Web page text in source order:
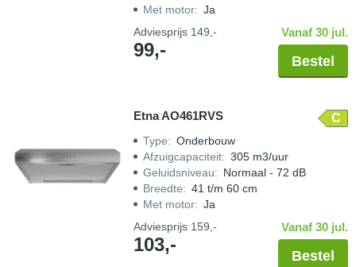
Met motor: Ja
Adviesprijs 149,-
99,-
Vanaf 30 jul.
Bestel
Etna AO461RVS C
Type: Onderbouw
Afzuigcapaciteit: 305 m3/uur
Geluidsniveau: Normaal - 72 dB
Breedte: 41 t/m 60 cm
Met motor: Ja
Adviesprijs 159,-
103,-
Vanaf 30 jul.
Bestel